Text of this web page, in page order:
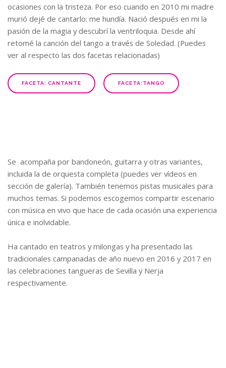
ocasiones con la tristeza. Por eso cuando en 2010 mi madre
murió dejé de cantarlo: me hundía. Nació después en mi la
pasión de la magia y descubrí la ventriloquia. Desde ahí
retomé la canción del tango a través de Soledad. (Puedes
ver al respecto las dos facetas relacionadas)
FACETA: CANTANTE FACETA:TANGO
Se acompaña por bandoneón, guitarra y otras variantes,
incluida la de orquesta completa (puedes ver vídeos en
sección de galería). También tenemos pistas musicales para
muchos temas. Si podemos escogemos compartir escenario
con música en vivo que hace de cada ocasión una experiencia
única e inolvidable.
Ha cantado en teatros y milongas y ha presentado las
tradicionales campanadas de año nuevo en 2016 y 2017 en
las celebraciones tangueras de Sevilla y Nerja
respectivamente.